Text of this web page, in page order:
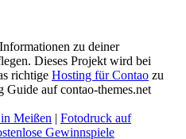
zu deiner
Dieses Projekt wird bei
richtige Hosting für Contao zu
auf contao-themes.net
Meißen | Fotodruck auf
Gewinnspiele